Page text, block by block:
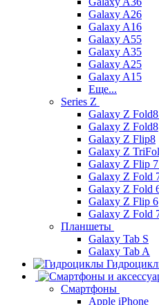
Galaxy A26
Galaxy A16
Galaxy A55
Galaxy A35
Galaxy A25
Galaxy A15
Еще...
Series Z
Galaxy Z
Galaxy Z Fold8
Galaxy Z Flip8
Galaxy Z
Galaxy Z Flip
Galaxy Z Fold
Galaxy Z Fold
Galaxy Z Flip 6
Galaxy Z Fold
Планшеты
Galaxy Tab S
Galaxy Tab A
Смартфоны
Apple iPhone